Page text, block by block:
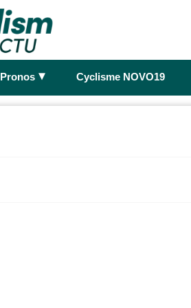
Pronos ► Cyclisme NOVO19